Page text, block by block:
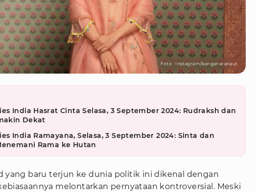
Foto : Instagram/kanganaranaut
India Hasrat Cinta Selasa, 3 September 2024: Rudraksh dan
Dekat
India Ramayana, Selasa, 3 September 2024: Sinta dan
Rama ke Hutan
yang baru terjun ke dunia politik ini dikenal dengan
melontarkan pernyataan kontroversial. Meski